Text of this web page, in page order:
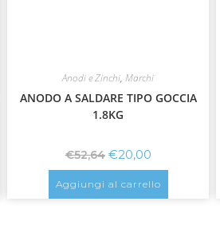
Anodi e Zinchi,Marchi
ANODO A SALDARE TIPO GOCCIA
1.8KG
€52,64 €20,00
Aggiungi al carrello